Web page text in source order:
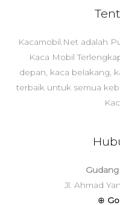
Kacamobil.Net adalah
Kaca Mobil
depan, kaca belakang,
terbaik untuk semua
Jl. Ahmad
⊕